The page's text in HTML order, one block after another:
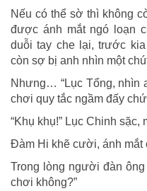
Nếu có thể sờ thì không
được ánh mắt ngó loạn
duỗi tay che lại, trước
còn sợ bị anh nhìn một
Nhưng… “Lục Tổng, nhìn
chơi quy tắc ngầm đấy
“Khụ khụ!” Lục Chinh sặc,
Đàm Hi khẽ cười, ánh mắt
Trong lòng người đàn
chơi không?”